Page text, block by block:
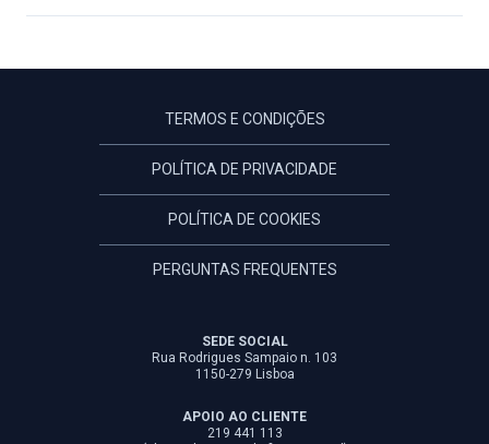
TERMOS E CONDIÇÕES
POLÍTICA DE PRIVACIDADE
POLÍTICA DE COOKIES
PERGUNTAS FREQUENTES
SEDE SOCIAL
Rua Rodrigues Sampaio n. 103
1150-279 Lisboa
APOIO AO CLIENTE
219 441 113